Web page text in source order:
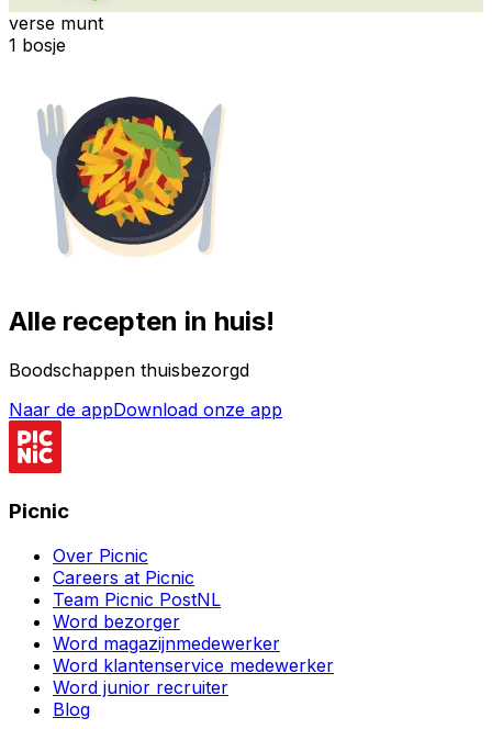
verse munt
1 bosje
Alle recepten in huis!
Boodschappen thuisbezorgd
Naar de appDownload onze app
Picnic
Over Picnic
Careers at Picnic
Team Picnic PostNL
Word bezorger
Word magazijnmedewerker
Word klantenservice medewerker
Word junior recruiter
Blog